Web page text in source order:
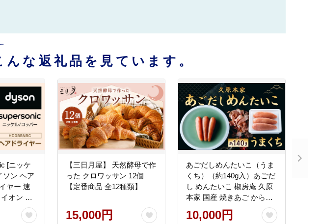
な返礼品を見ています。
[ニッケ
ソン ヘア
ヤー 速
オン 美
時短 風温
福岡県
【三日月屋】 天然酵母で作
った クロワッサン 12個
【定番商品 全12種類】
15,000円
あごだしめんたいこ（うま
くち）（約140g入）あごだ
し めんたいこ 椒房庵 久原
本家 国産 焼きあご からし
たれ うまくち 中辛
10,000円